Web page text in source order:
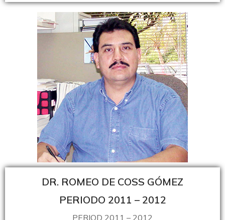
DR. ROMEO DE COSS GÓMEZ
PERIODO 2011 – 2012
PERIOD 2011 – 2012